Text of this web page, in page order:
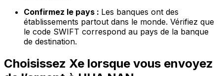
Confirmez le pays : Les banques ont des
établissements partout dans le monde. Vérifiez que
le code SWIFT correspond au pays de la banque
de destination.
Choisissez Xe lorsque vous envoyez